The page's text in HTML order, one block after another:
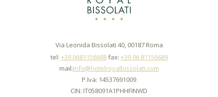
Via Leonida Bissolati 40, 00187 Roma
tel: +39 0681156688fax: +39 06 81156689
mail:info@hotelroyalbissolati.com
P.Iva: 14537691009
CIN: IT058091A1PHHFINWD